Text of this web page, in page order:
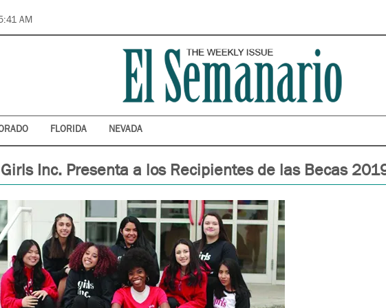
AM
FLORIDA NEVADA
Girls Inc. Presenta a los Recipientes de las Becas